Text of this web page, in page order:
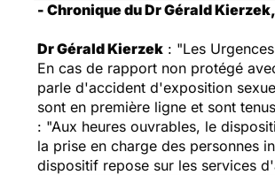
- Chronique du Dr Gérald
Dr Gérald Kierzek : "Les
En cas de rapport non protégé
parle d'accident d'exposition
sont en première ligne et sont
: "Aux heures ouvrables, le
la prise en charge des personnes
dispositif repose sur les services